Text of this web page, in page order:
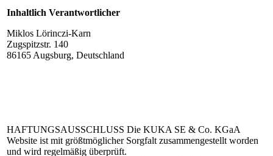
Inhaltlich Verantwortlicher
Miklos Lörinczi-Karn
Zugspitzstr. 140
86165 Augsburg, Deutschland
HAFTUNGSAUSSCHLUSS Die KUKA SE & Co. KGaA
Website ist mit größtmöglicher Sorgfalt zusammengestellt worden
und wird regelmäßig überprüft.